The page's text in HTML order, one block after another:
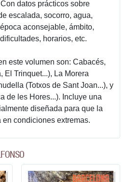
datos prácticos sobre
escalada, socorro, agua,
aconsejable, ámbito,
horarios, etc.
este volumen son: Cabacés,
El Trinquet...), La Morera
(Totxos de Sant Joan...), y
de les Hores...). Incluye una
diseñada para que la
condiciones extremas.